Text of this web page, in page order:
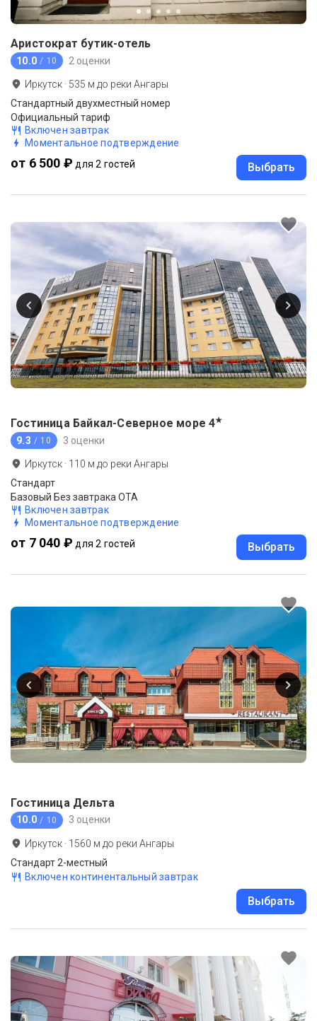
Аристократ бутик-отель
10.0 / 10 2 оценки
Иркутск · 535 м до реки Ангары
Стандартный двухместный номер
Официальный тариф
Включен завтрак
Моментальное подтверждение
от 6 500 ₽ для 2 гостей Выбрать
Гостиница Байкал-Северное море 4★
9.3 / 10 3 оценки
Иркутск · 110 м до реки Ангары
Стандарт
Базовый Без завтрака ОТА
Включен завтрак
Моментальное подтверждение
от 7 040 ₽ для 2 гостей Выбрать
Гостиница Дельта
10.0 / 10 3 оценки
Иркутск · 1560 м до реки Ангары
Стандарт 2-местный
Включен континентальный завтрак
Выбрать